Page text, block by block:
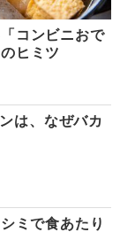
コンビニおで
ヒミツ
は、なぜバカ
ミで食あたり